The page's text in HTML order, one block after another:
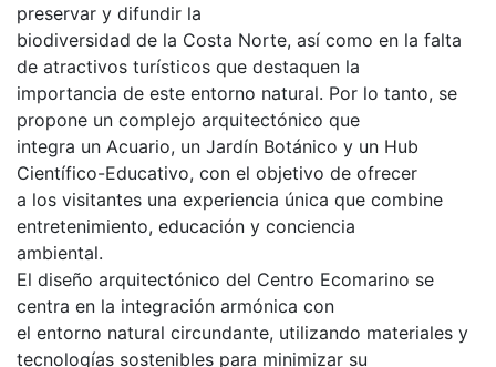
preservar y difundir la
biodiversidad de la Costa Norte, así como en la falta
de atractivos turísticos que destaquen la
importancia de este entorno natural. Por lo tanto, se
propone un complejo arquitectónico que
integra un Acuario, un Jardín Botánico y un Hub
Científico-Educativo, con el objetivo de ofrecer
a los visitantes una experiencia única que combine
entretenimiento, educación y conciencia
ambiental.
El diseño arquitectónico del Centro Ecomarino se
centra en la integración armónica con
el entorno natural circundante, utilizando materiales y
tecnologías sostenibles para minimizar su